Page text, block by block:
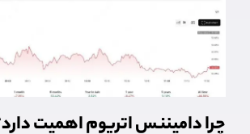
چرا دامیننس اتریوم اهمیت